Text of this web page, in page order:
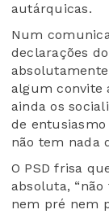
autárquicas.
Num
declarações
algum convite
ainda os
de
não tem nada
O PSD frisa
absoluta,
nem pré nem